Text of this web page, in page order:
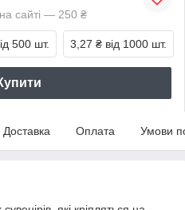
сайті — 250 ₴
500 шт. 3,27 ₴ від 1000 шт.
Доставка Оплата Умови